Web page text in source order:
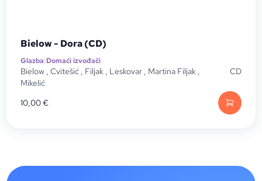
Bielow - Dora (CD)
Glazba|Domaći izvođači
Bielow ,Cvitešić , Filjak , Leskovar , Martina Filjak ,
Mikelić
CD
10,00€